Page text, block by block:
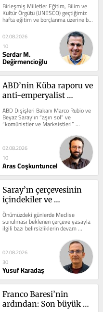
Birleşmiş Milletler Eğitim, Bilim ve
Kültür Örgütü (UNESCO) geçtiğimiz
hafta eğitim ve borçlanma üzerine bir
bilgi notu dağıttı. Bu...
02.08.2026
10
Serdar M.
Değirmencioğlu
ABD’nin Küba raporu ve
anti-emperyalist
ABD Dışişleri Bakanı Marco Rubio ve
Beyaz Saray’ın “aşırı sol” ve
“komünistler ve Marksistleri”
02.08.2026
10
Aras Coşkuntuncel
Saray’ın çerçevesinin
içindekiler ve
dışındakiler
Önümüzdeki günlerde Meclise
sunulması beklenen çerçeve yasayla
ilgili bazı belirsizliklerin devam
etmesine rağmen iktidar
02.08.2026
30
Yusuf Karadaş
Franco Baresi’nin
ardından: Son büyük